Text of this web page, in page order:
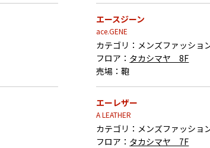
エースジーン
ace.GENE
カテゴリ： メンズファッショ
フロア： タカシマヤ 8F
売場：鞄
エーレザー
A LEATHER
カテゴリ： メンズファッショ
フロア： タカシマヤ 7F